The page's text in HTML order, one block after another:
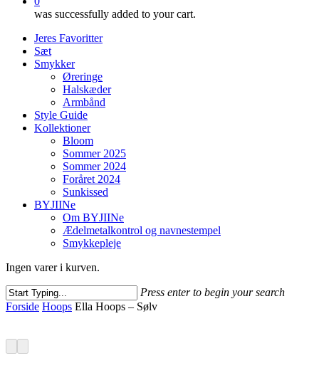
was successfully added to your cart.
Jeres Favoritter
Sæt
Smykker
Øreringe
Halskæder
Armbånd
Style Guide
Kollektioner
Bloom
Sommer 2025
Sommer 2024
Foråret 2024
Sunkissed
BYJIINe
Om BYJIINe
Ædelmetalkontrol og navnestempel
Smykkepleje
Ingen varer i kurven.
Press enter to begin your search
Close
Forside Hoops Ella Hoops – Sølv